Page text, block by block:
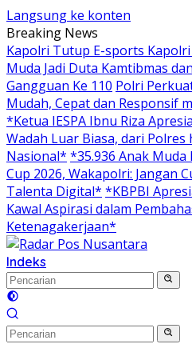
Langsung ke konten
Breaking News
Kapolri Tutup E-sports Kapolri
Muda Jadi Duta Kamtibmas
Gangguan Ke 110 Polri
Mudah, Cepat dan Responsif
*Ketua IESPA Ibnu Riza
Wadah Luar Biasa, dari
Nasional* *35.936 Anak
Cup 2026, Wakapolri: Jangan
Talenta Digital* *KBPBI
Kawal Aspirasi dalam
Ketenagakerjaan*
Indeks